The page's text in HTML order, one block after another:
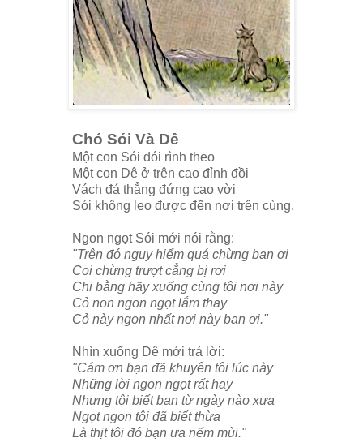
Chó Sói Và Dê
Một con Sói đói rình theo
Một con Dê ở trên cao đỉnh đồi
Vách đá thẳng đứng cao vời
Sói không leo được đến nơi trên cùng.
Ngon ngọt Sói mới nói rằng:
"Trên đó nguy hiểm quá chừng bạn ơi
Coi chừng trượt cẳng bị rơi
Chi bằng hãy xuống cùng tôi nơi này
Cỏ non ngon ngọt lắm thay
Cỏ này ngon nhất nơi này bạn ơi."
Nhìn xuống Dê mới trả lời:
"Cám ơn bạn đã khuyên tôi lúc này
Những lời ngon ngọt rất hay
Nhưng tôi biết bạn từ ngày nào xưa
Ngọt ngon tôi đã biết thừa
Là thịt tôi đó bạn ưa nếm mùi."